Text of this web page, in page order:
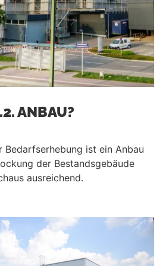
ANBAU?
Bedarfserhebung ist ein Anbau
der Bestandsgebäude
ausreichend.